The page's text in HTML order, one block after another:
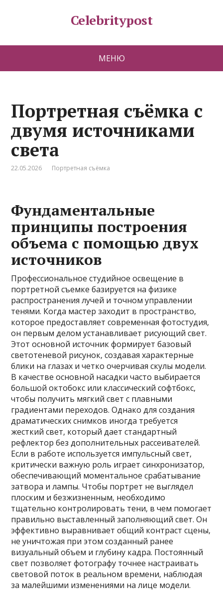
Celebritypost
МЕНЮ
Портретная съёмка с
двумя источниками
света
22.05.2026 Портретная съёмка
Фундаментальные
принципы построения
объема с помощью двух
источников
Профессиональное студийное освещение в
портретной съемке базируется на физике
распространения лучей и точном управлении
тенями. Когда мастер заходит в пространство‚
которое предоставляет современная фотостудия‚
он первым делом устанавливает рисующий свет.
Этот основной источник формирует базовый
светотеневой рисунок‚ создавая характерные
блики на глазах и четко очерчивая скулы модели.
В качестве основной насадки часто выбирается
большой октобокс или классический софтбокс‚
чтобы получить мягкий свет с плавными
градиентами переходов. Однако для создания
драматических снимков иногда требуется
жесткий свет‚ который дает стандартный
рефлектор без дополнительных рассеивателей.
Если в работе используется импульсный свет‚
критически важную роль играет синхронизатор‚
обеспечивающий моментальное срабатывание
затвора и лампы. Чтобы портрет не выглядел
плоским и безжизненным‚ необходимо
тщательно контролировать тени‚ в чем помогает
правильно выставленный заполняющий свет. Он
эффективно выравнивает общий контраст сцены‚
не уничтожая при этом созданный ранее
визуальный объем и глубину кадра. Постоянный
свет позволяет фотографу точнее настраивать
световой поток в реальном времени‚ наблюдая
за малейшими изменениями на лице модели.